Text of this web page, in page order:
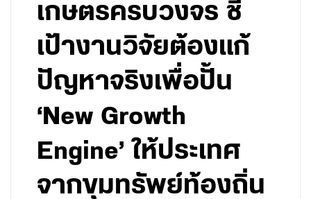
เกษตรครบวงจร ชี้
เป้างานวิจัยต้องแก้
ปัญหาจริงเพื่อปั้น
‘New Growth
Engine’ ให้ประเทศ
จากขุมทรัพย์ท้องถิ่น